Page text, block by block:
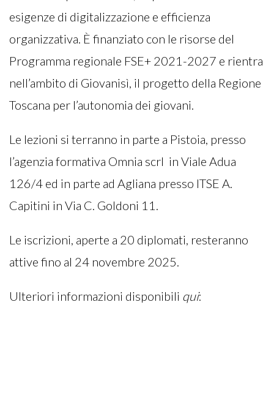
esigenze di digitalizzazione e efficienza
organizzativa. È finanziato con le risorse del
Programma regionale FSE+ 2021-2027 e rientra
nell’ambito di Giovanisì, il progetto della Regione
Toscana per l’autonomia dei giovani.
Le lezioni si terranno in parte a Pistoia, presso
l’agenzia formativa Omnia scrl in Viale Adua
126/4 ed in parte ad Agliana presso ITSE A.
Capitini in Via C. Goldoni 11.
Le iscrizioni, aperte a 20 diplomati, resteranno
attive fino al 24 novembre 2025.
Ulteriori informazioni disponibili qui: